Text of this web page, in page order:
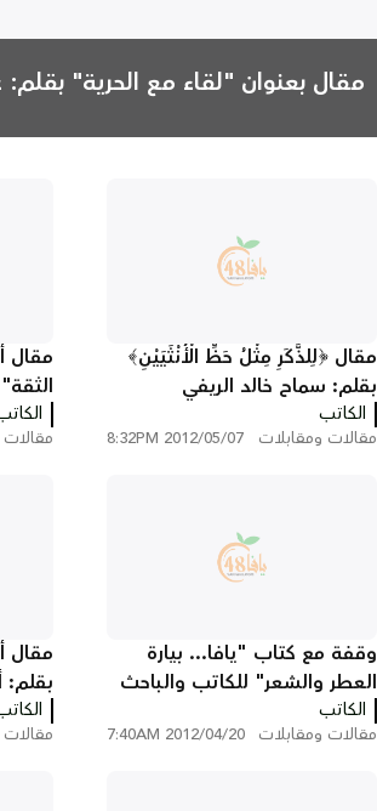
مقال بعنوان "لقاء مع الحرية"
مقال ﴿لِلذَّكَرِ مِثْلُ حَظِّ الْأُنْثَيَيْنِ﴾
بقلم: سماح خالد الريفي
الكاتب
مقالات ومقابلات 2012/05/07 8:32PM
مقال
وقفة مع كتاب "يافا... بيارة
العطر والشعر" للكاتب والباحث
"سمير فوزي الحاج"
الكاتب
مقالات ومقابلات 2012/04/20 7:40AM
مقال
بقلم: